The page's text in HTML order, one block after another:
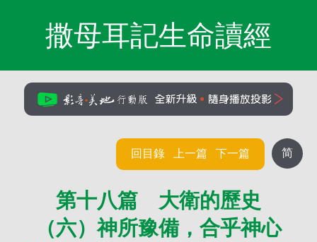
撒母耳記生命讀經
简
回目錄 上一篇 下一篇
第十八篇 大衛的歷史
（六）神所豫備，合乎神心